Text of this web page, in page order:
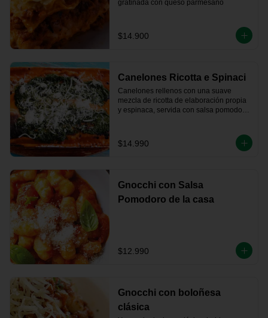
gratinada con queso parmesano
$14.900
Canelones Ricotta e Spinaci
Canelones rellenos con una suave
mezcla de ricotta de elaboración propia
y espinaca, servida con salsa pomodoro,
$14.990
Gnocchi con Salsa
Pomodoro de la casa
$12.990
Gnocchi con boloñesa
clásica